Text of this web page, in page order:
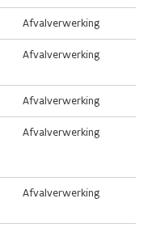
Afvalverwerking
Afvalverwerking
Afvalverwerking
Afvalverwerking
Afvalverwerking